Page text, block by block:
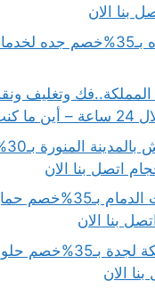
بنا الان
تحميل عفش جده بـ35%خصم
وتغليف
اتصل بنا الان
مستودعات الاثاث الدمام
بنا الان
نقل عفش من مكة لجدة
الان